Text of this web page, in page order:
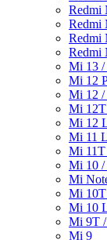
Redmi
Redmi
Redmi
Redmi
Mi 13 /
Mi 12
Mi 12 /
Mi
Mi 12
Mi 11
Mi 11T
Mi 10 /
Mi
Mi
Mi 10
Mi 9T
Mi 9